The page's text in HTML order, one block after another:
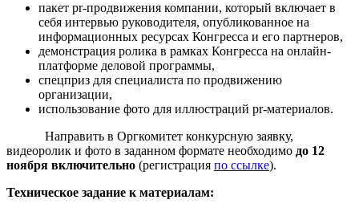
пакет pr-продвижения компании, который включает в
себя интервью руководителя, опубликованное на
информационных ресурсах Конгресса и его партнеров,
демонстрация ролика в рамках Конгресса на онлайн-
платформе деловой программы,
спецприз для специалиста по продвижению
организации,
использование фото для иллюстраций pr-материалов.
Направить в Оргкомитет конкурсную заявку,
видеоролик и фото в заданном формате необходимо до 12
ноября включительно (регистрация по ссылке).
Техническое задание к материалам: